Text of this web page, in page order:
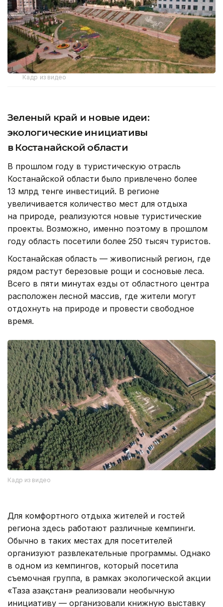
Кадр из видео
Зеленый край и новые идеи:
экологические инициативы
в Костанайской области
В прошлом году в туристическую отрасль
Костанайской области было привлечено более
13 млрд тенге инвестиций. В регионе
увеличивается количество мест для отдыха
на природе, реализуются новые туристические
проекты. Возможно, именно поэтому в прошлом
году область посетили более 250 тысяч туристов.
Костанайская область — живописный регион, где
рядом растут березовые рощи и сосновые леса.
Всего в пяти минутах езды от областного центра
расположен лесной массив, где жители могут
отдохнуть на природе и провести свободное
время.
Кадр из видео
Для комфортного отдыха жителей и гостей
региона здесь работают различные кемпинги.
Обычно в таких местах для посетителей
организуют развлекательные программы. Однако
в одном из кемпингов, который посетила
съемочная группа, в рамках экологической акции
«Таза Қазақстан» реализовали необычную
инициативу — организовали книжную выставку